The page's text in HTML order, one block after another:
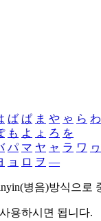
ば ぱ ま や ゃ ら わ
も よ ょ ろ を
パ マ ヤ ャ ラ ワ ヮ
ョ ロ ヲ ―
병음)방식으로
용하시면 됩니다.